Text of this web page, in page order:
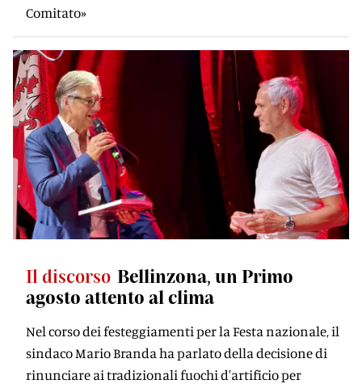
Comitato»
Il discorso Bellinzona, un Primo
agosto attento al clima
Nel corso dei festeggiamenti per la Festa nazionale, il
sindaco Mario Branda ha parlato della decisione di
rinunciare ai tradizionali fuochi d'artificio per